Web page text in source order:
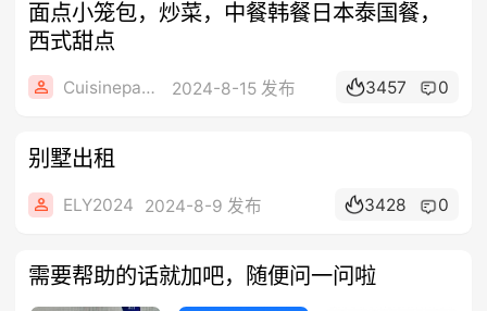
面点小笼包，炒菜，中餐韩餐日本泰国餐，
西式甜点
Cuisineparis23 2024-8-15 发布 3457 0
别墅出租
ELY2024 2024-8-9 发布 3428 0
需要帮助的话就加吧，随便问一问啦